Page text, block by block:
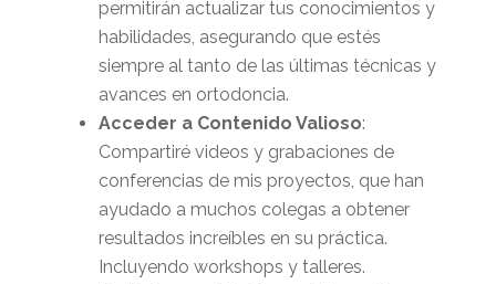
permitirán actualizar tus conocimientos y
habilidades, asegurando que estés
siempre al tanto de las últimas técnicas y
avances en ortodoncia.
Acceder a Contenido Valioso:
Compartiré videos y grabaciones de
conferencias de mis proyectos, que han
ayudado a muchos colegas a obtener
resultados increíbles en su práctica.
Incluyendo workshops y talleres.